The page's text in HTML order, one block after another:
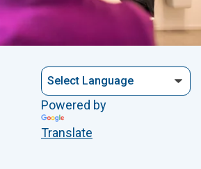
Powered by
Translate